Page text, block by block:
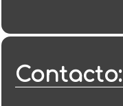
Contacto: